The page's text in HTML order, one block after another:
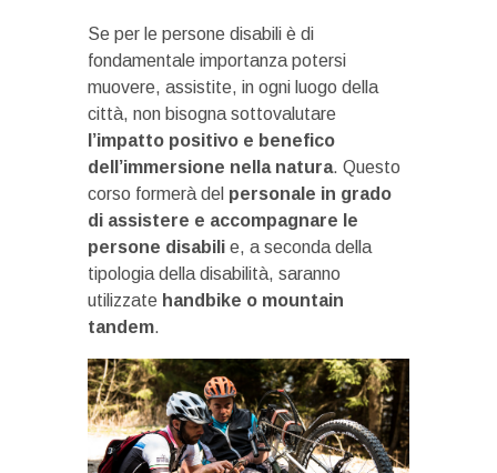
Se per le persone disabili è di
fondamentale importanza potersi
muovere, assistite, in ogni luogo della
città, non bisogna sottovalutare
l’impatto positivo e benefico
dell’immersione nella natura. Questo
corso formerà del personale in grado
di assistere e accompagnare le
persone disabili e, a seconda della
tipologia della disabilità, saranno
utilizzate handbike o mountain
tandem.